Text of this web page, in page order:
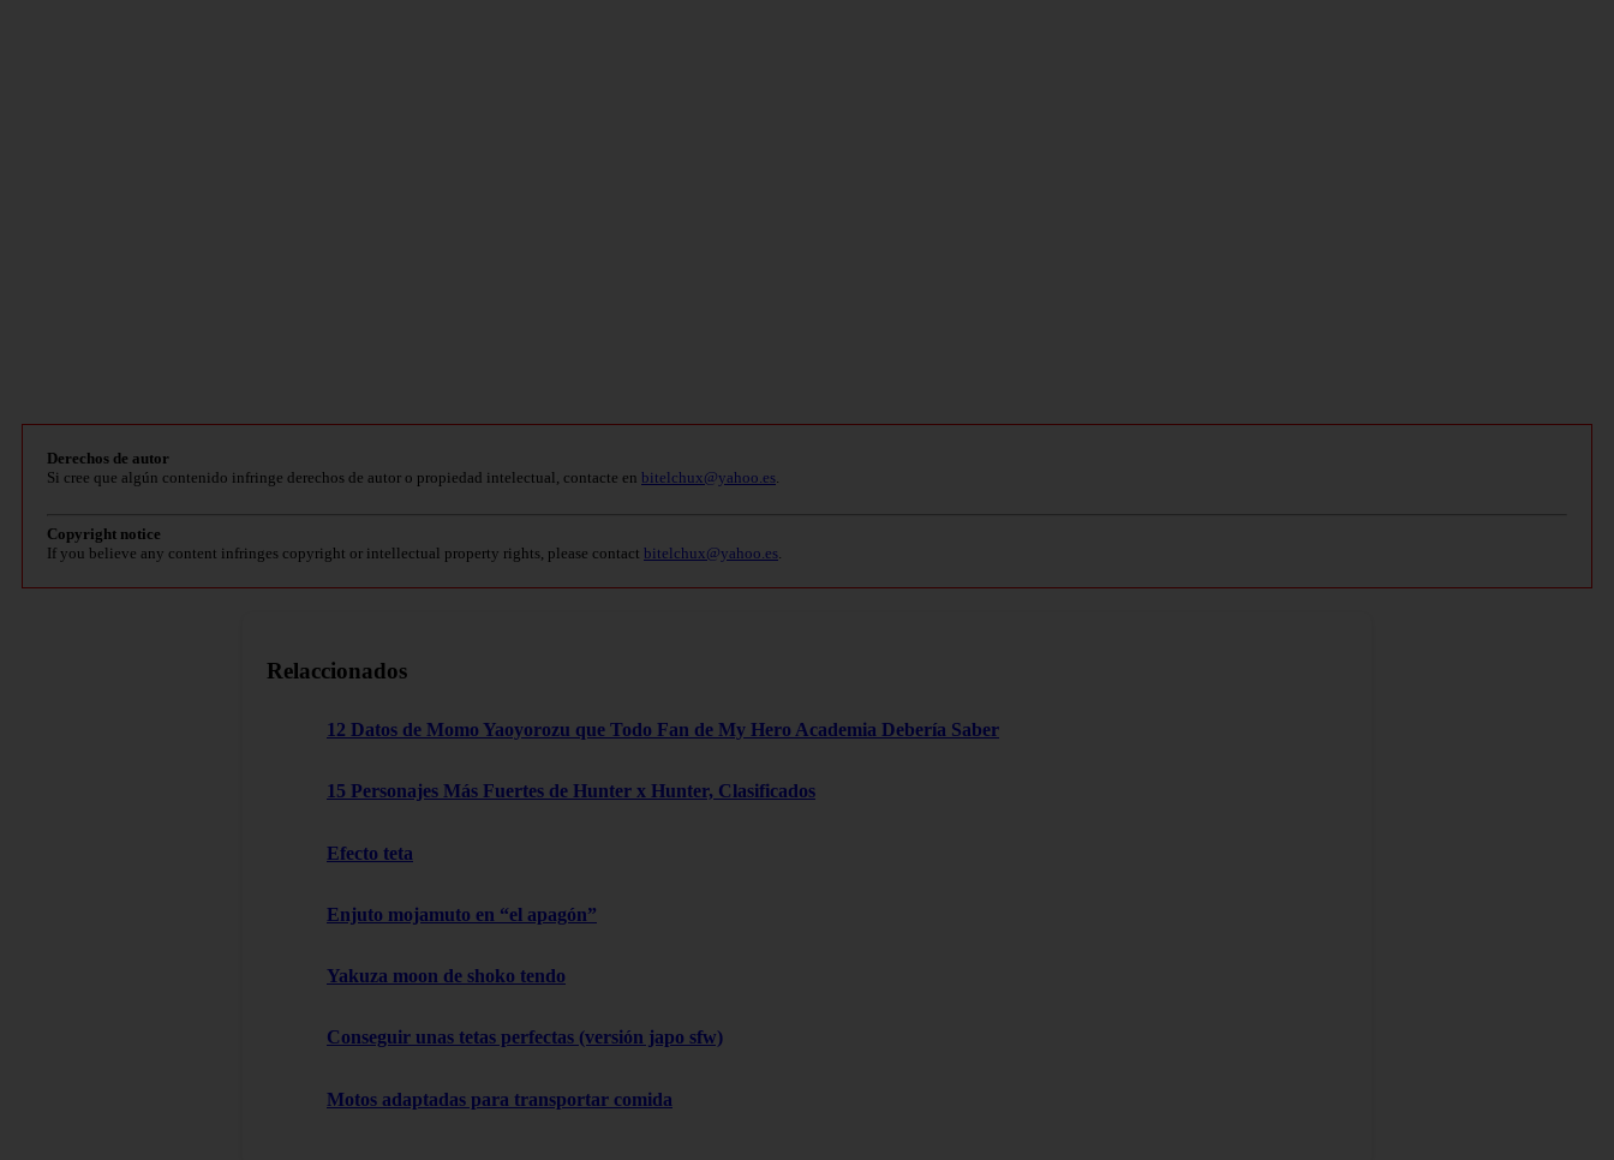
Derechos de autor
Si cree que algún contenido infringe derechos de autor o propiedad intelectual, contacte en bitelchux@yahoo.es
Copyright notice
If you believe any content infringes copyright or intellectual property rights, please contact bitelchux@yahoo.es
Relaccionados
12 Datos de Momo Yaoyorozu que Todo Fan de My Hero Academia Debería Saber
15 Personajes Más Fuertes de Hunter x Hunter, Clasificados
Efecto teta
Enjuto mojamuto en “el apagón”
Yakuza moon de shoko tendo
Conseguir unas tetas perfectas (versión japo sfw)
Motos adaptadas para transportar comida